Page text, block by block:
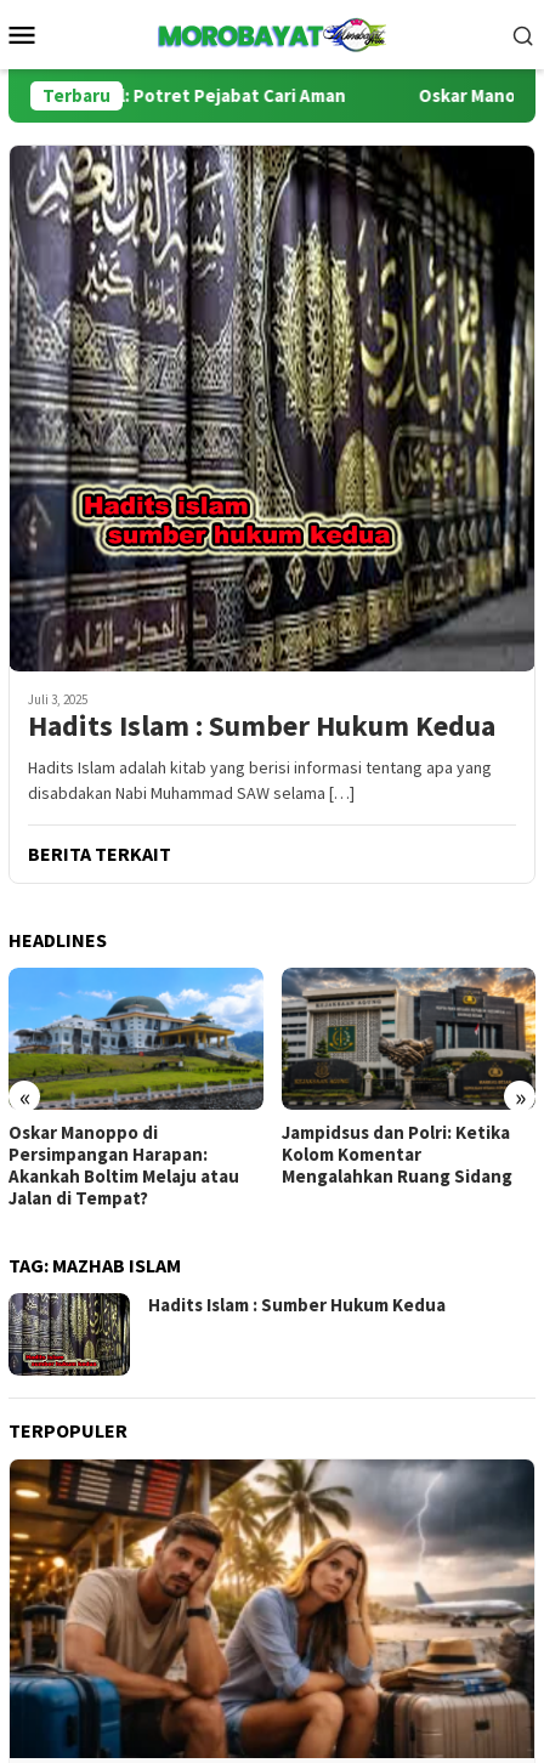
ke
Mobile
Terbaru
Potret Pejabat Cari Aman Oskar Manoppo di
Juli 3, 2025
Hadits Islam : Sumber Hukum Kedua
Hadits Islam adalah kitab yang berisi informasi tentang apa yang
disabdakan Nabi Muhammad SAW selama […]
BERITA TERKAIT
HEADLINES
« »
Oskar Manoppo di
Persimpangan Harapan:
Akankah Boltim Melaju atau
Jalan di Tempat?
Jampidsus dan Polri: Ketika
Kolom Komentar
Mengalahkan Ruang Sidang
TAG: MAZHAB ISLAM
Hadits Islam : Sumber Hukum Kedua
TERPOPULER